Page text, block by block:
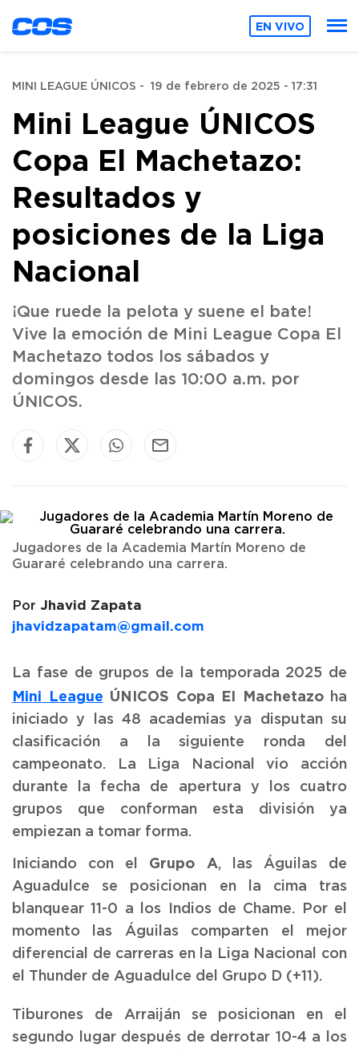
EN VIVO
MINI LEAGUE ÚNICOS - 19 de febrero de 2025 - 17:31
Mini League ÚNICOS
Copa El Machetazo:
Resultados y
posiciones de la Liga
Nacional
¡Que ruede la pelota y suene el bate!
Vive la emoción de Mini League Copa El
Machetazo todos los sábados y
domingos desde las 10:00 a.m. por
ÚNICOS.
Jugadores de la Academia Martín Moreno de
Guararé celebrando una carrera.
Por Jhavid Zapata
jhavidzapatam@gmail.com
La fase de grupos de la temporada 2025 de
Mini League ÚNICOS Copa El Machetazoha
iniciado y las 48 academias ya disputan su
clasificación a la siguiente ronda del
campeonato. La Liga Nacional vio acción
durante la fecha de apertura y los cuatro
grupos que conforman esta división ya
empiezan a tomar forma.
Iniciando con el Grupo A, las Águilas de
Aguadulce se posicionan en la cima tras
blanquear 11-0 a los Indios de Chame. Por el
momento las Águilas comparten el mejor
diferencial de carreras en la Liga Nacional con
el Thunder de Aguadulce del Grupo D (+11).
Tiburones de Arraiján se posicionan en el
segundo lugar después de derrotar 10-4 a los